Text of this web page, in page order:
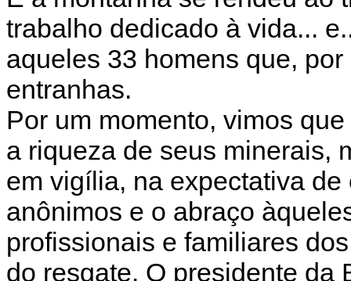
trabalho dedicado à vida...
aqueles 33 homens que,
entranhas.
Por um momento, vimos
a riqueza de seus minerais,
em vigília, na expectativa
anônimos e o abraço
profissionais e familiares
do resgate. O presidente da